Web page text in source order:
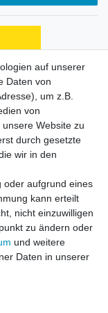
und
auf unserer
Daten von
um z.B.
von
Website zu
durch gesetzte
wir in den
oder aufgrund eines
kann erteilt
nicht einzuwilligen
zu ändern oder
und weitere
Daten in unserer